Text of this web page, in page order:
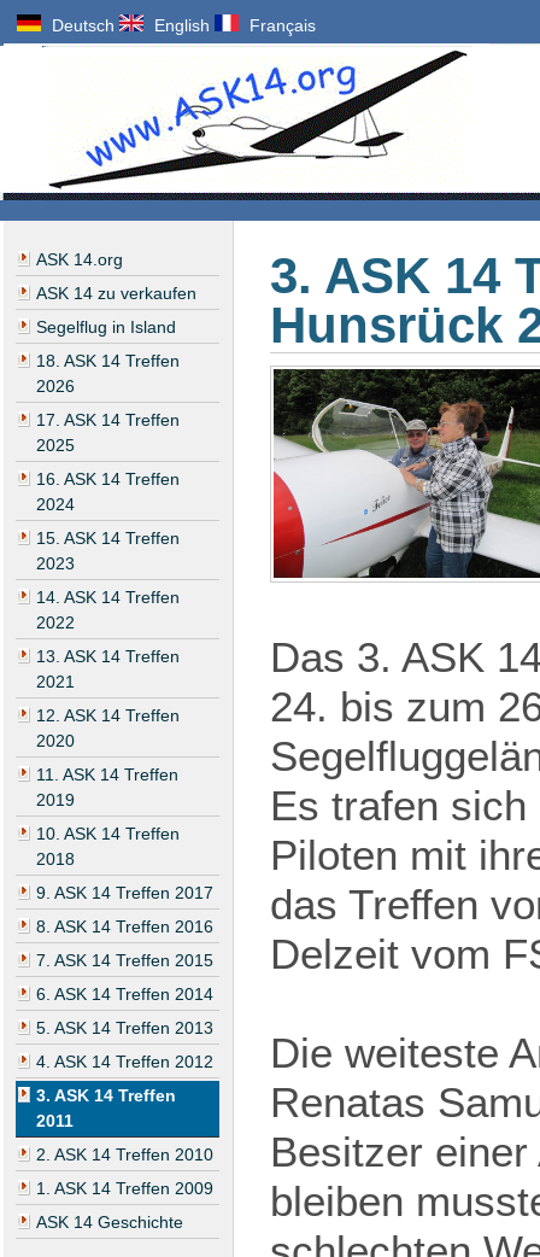
Deutsch English Français
ASK 14.org
ASK 14 zu verkaufen
Segelflug in Island
18. ASK 14 Treffen
2026
17. ASK 14 Treffen
2025
16. ASK 14 Treffen
2024
15. ASK 14 Treffen
2023
14. ASK 14 Treffen
2022
13. ASK 14 Treffen
2021
12. ASK 14 Treffen
2020
11. ASK 14 Treffen
2019
10. ASK 14 Treffen
2018
9. ASK 14 Treffen 2017
8. ASK 14 Treffen 2016
7. ASK 14 Treffen 2015
6. ASK 14 Treffen 2014
5. ASK 14 Treffen 2013
4. ASK 14 Treffen 2012
3. ASK 14 Treffen
2011
2. ASK 14 Treffen 2010
1. ASK 14 Treffen 2009
ASK 14 Geschichte
3. ASK 14
Hunsrück
Das 3. ASK
24. bis zum
Es trafen sich
Piloten mit
das Treffen
Delzeit vom
Die weiteste
Renatas
Besitzer
bleiben